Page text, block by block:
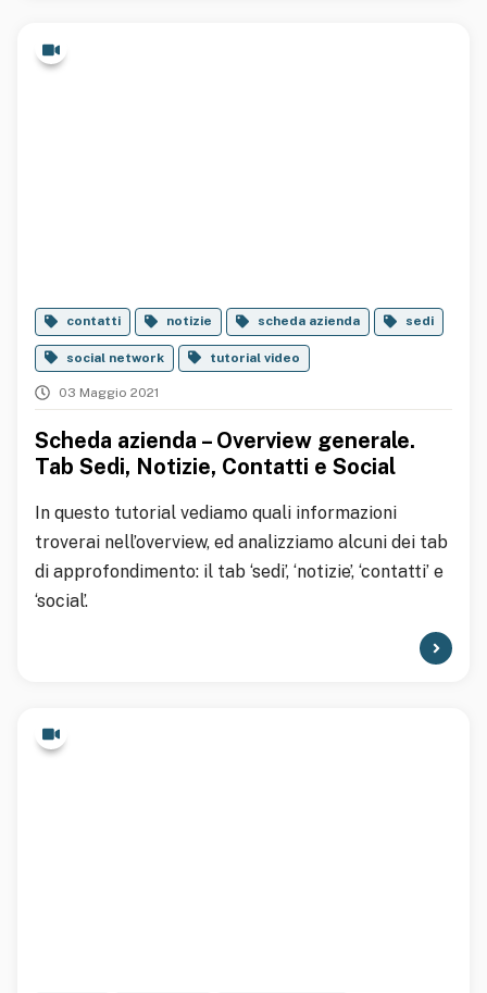
contatti notizie scheda azienda sedi
social network tutorial video
03 Maggio 2021
Scheda azienda – Overview generale.
Tab Sedi, Notizie, Contatti e Social
In questo tutorial vediamo quali informazioni
troverai nell’overview, ed analizziamo alcuni dei tab
di approfondimento: il tab ‘sedi’, ‘notizie’, ‘contatti’ e
‘social’.